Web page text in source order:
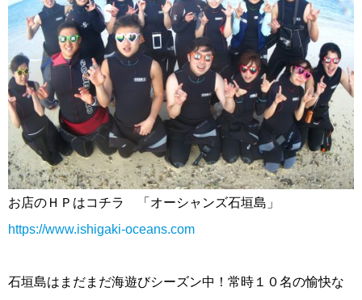
お店のＨＰはコチラ 「オーシャンズ石垣島」
https://www.ishigaki-oceans.com
石垣島はまだまだ海遊びシーズン中！常時１０名の愉快な